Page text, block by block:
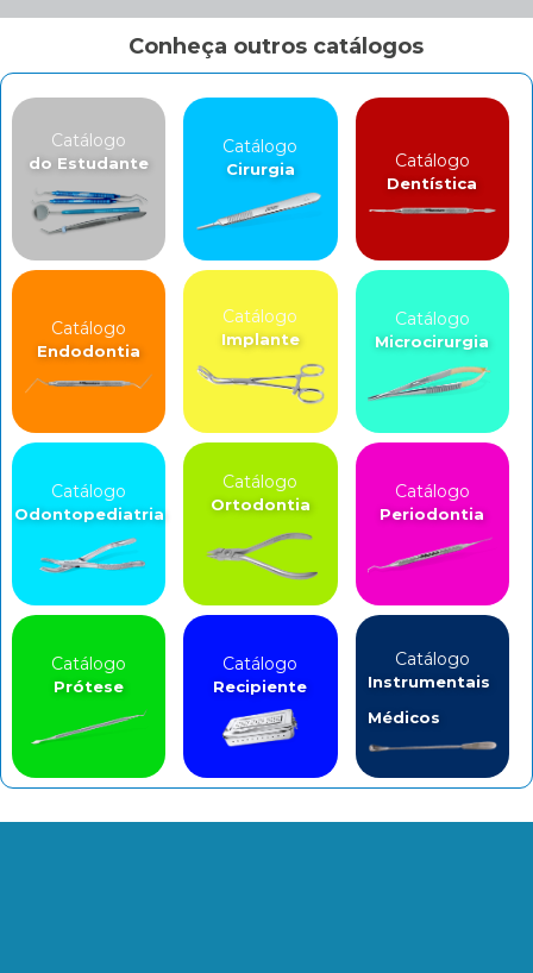
Conheça outros catálogos
Catálogo
do Estudante
Catálogo
Cirurgia Catálogo
Dentística
Catálogo
Endodontia
Catálogo
Implante
Catálogo
Microcirurgia
Catálogo
Odontopediatria
Catálogo
Ortodontia
Catálogo
Periodontia
Catálogo
Prótese
Catálogo
Recipiente
Catálogo
Instrumentais
Médicos